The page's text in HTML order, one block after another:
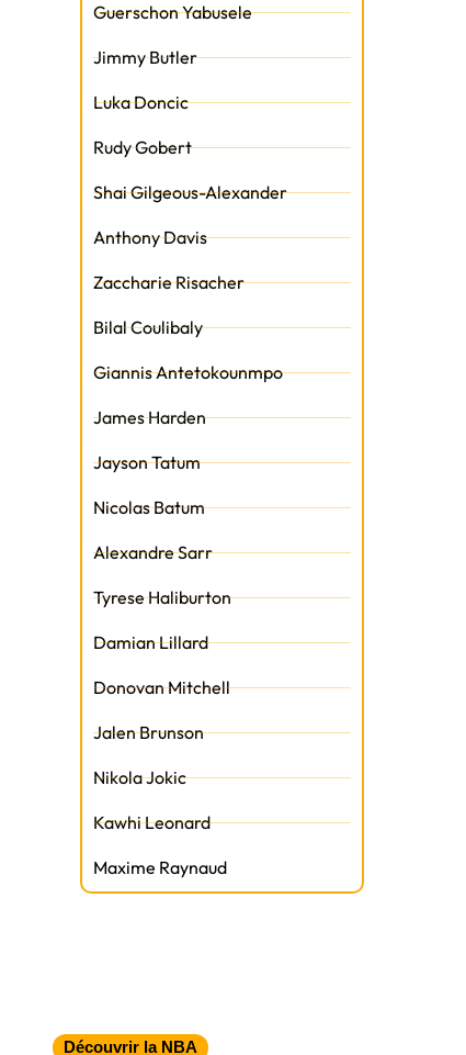
Guerschon Yabusele
Jimmy Butler
Luka Doncic
Rudy Gobert
Shai Gilgeous-Alexander
Anthony Davis
Zaccharie Risacher
Bilal Coulibaly
Giannis Antetokounmpo
James Harden
Jayson Tatum
Nicolas Batum
Alexandre Sarr
Tyrese Haliburton
Damian Lillard
Donovan Mitchell
Jalen Brunson
Nikola Jokic
Kawhi Leonard
Maxime Raynaud
Découvrir la NBA